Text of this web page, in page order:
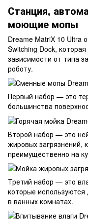
Станция,
моющие мопы
Dreame MatriX 10 Ultra
Switching Dock,
зависимости от типа
роботу.
Первый набор — это
большинства
Второй набор — это
жировых загрязнений,
преимущественно на
Третий набор — это
которые
в ванных комнатах.